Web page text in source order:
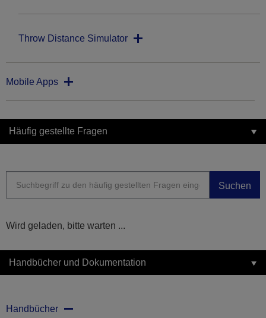
Throw Distance Simulator
Mobile Apps
Häufig gestellte Fragen
Suchen
Wird geladen, bitte warten ...
Handbücher und Dokumentation
Handbücher